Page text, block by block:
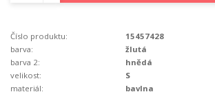
Číslo produktu:
15457428
barva:
žlutá
barva 2:
hnědá
velikost:
S
materiál:
bavlna